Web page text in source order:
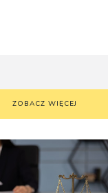
ZOBACZ WIĘCEJ